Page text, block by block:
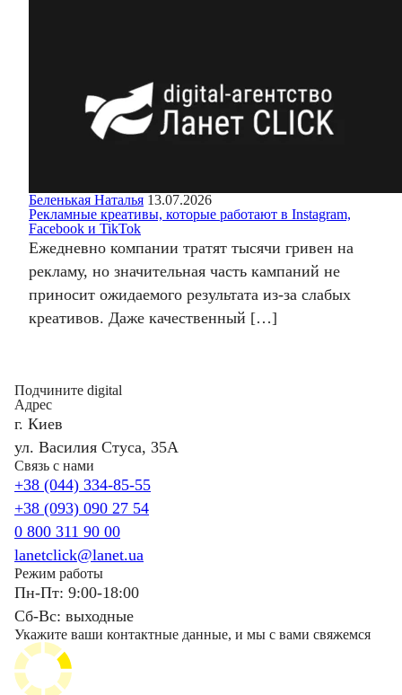
Беленькая Наталья 13.07.2026
Рекламные креативы, которые работают в Instagram,
Facebook и TikTok
Ежедневно компании тратят тысячи гривен на
рекламу, но значительная часть кампаний не
приносит ожидаемого результата из-за слабых
креативов. Даже качественный […]
Подчините digital
Адрес
г. Киев
ул. Василия Стуса, 35А
Связь с нами
+38 (044) 334-85-55
+38 (093) 090 27 54
0 800 311 90 00
lanetclick@lanet.ua
Режим работы
Пн-Пт: 9:00-18:00
Сб-Вс: выходные
Укажите ваши контактные данные, и мы с вами свяжемся